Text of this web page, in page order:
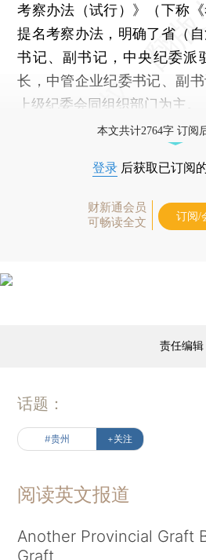
考察办法（试行）》（下称
提名考察办法，明确了省（
书记、副书记，中央纪委派
长，中管企业纪委书记、副
上级纪委会同组织部门为主。
本文共计2764字 订阅
登录 后获取已订阅
财新通会员
可畅读全文
订阅/
责任编
话题：
#贵州 +关注
阅读英文报道
Another Provincial Graft
Graft